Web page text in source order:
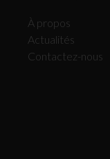
À propos
Actualités
Contactez-nous